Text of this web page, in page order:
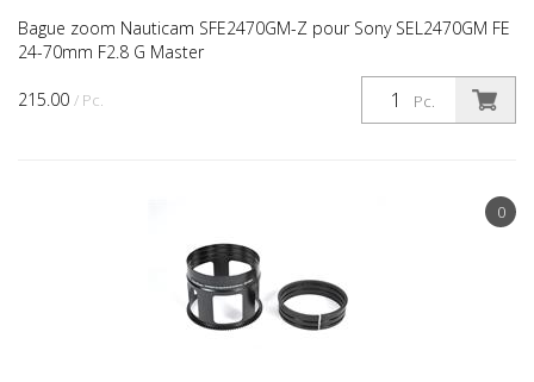
215.00 / Pc. Pc.
Bague zoom Nauticam SFE2470GM-Z pour Sony SEL2470GM FE
24-70mm F2.8 G Master
0